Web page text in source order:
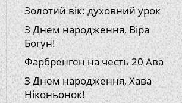
Золотий вік: духовний урок
З Днем народження, Віра
Богун!
Фарбренген на честь 20 Ава
З Днем народження, Хава
Ніконьонок!